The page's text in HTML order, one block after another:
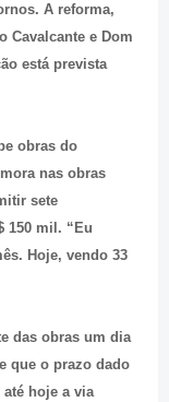
A reforma,
Cavalcante e Dom
está prevista
obras do
nas obras
sete
150 mil. “Eu
Hoje, vendo 33
das obras um dia
que o prazo dado
hoje a via